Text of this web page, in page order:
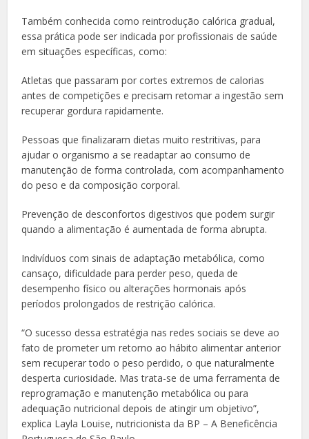
Também conhecida como reintrodução calórica gradual,
essa prática pode ser indicada por profissionais de saúde
em situações específicas, como:
Atletas que passaram por cortes extremos de calorias
antes de competições e precisam retomar a ingestão sem
recuperar gordura rapidamente.
Pessoas que finalizaram dietas muito restritivas, para
ajudar o organismo a se readaptar ao consumo de
manutenção de forma controlada, com acompanhamento
do peso e da composição corporal.
Prevenção de desconfortos digestivos que podem surgir
quando a alimentação é aumentada de forma abrupta.
Indivíduos com sinais de adaptação metabólica, como
cansaço, dificuldade para perder peso, queda de
desempenho físico ou alterações hormonais após
períodos prolongados de restrição calórica.
“O sucesso dessa estratégia nas redes sociais se deve ao
fato de prometer um retorno ao hábito alimentar anterior
sem recuperar todo o peso perdido, o que naturalmente
desperta curiosidade. Mas trata-se de uma ferramenta de
reprogramação e manutenção metabólica ou para
adequação nutricional depois de atingir um objetivo”,
explica Layla Louise, nutricionista da BP – A Beneficência